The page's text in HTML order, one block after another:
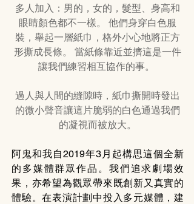
多人加入：男的，女的，髮型、身高和
眼睛顏色都不一樣。 他們身穿白色服
裝，舉起一層紙巾，格外小心地將正方
形撕成長條。 當紙條靠近並擠這是一件
讓我們練習相互協作的事。
過人與人間的縫隙時，紙巾撕開時發出
的微小聲音讓這片脆弱的白色通過我們
的凝視而被放大。
阿鬼和我自2019年3月起構思這個全新
的多媒體群眾作品。我們追求劇場效
果，亦希望為觀眾帶來既創新又真實的
體驗。在表演計劃中投入多元媒體，建